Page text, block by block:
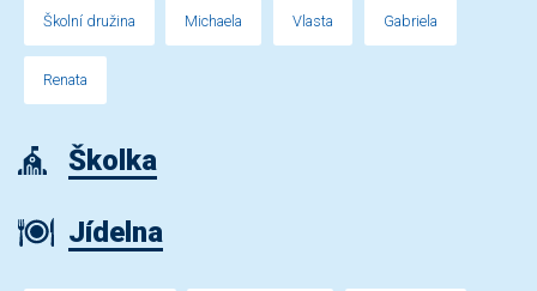
Školní družina Michaela Vlasta Gabriela
Renata
Školka
Jídelna